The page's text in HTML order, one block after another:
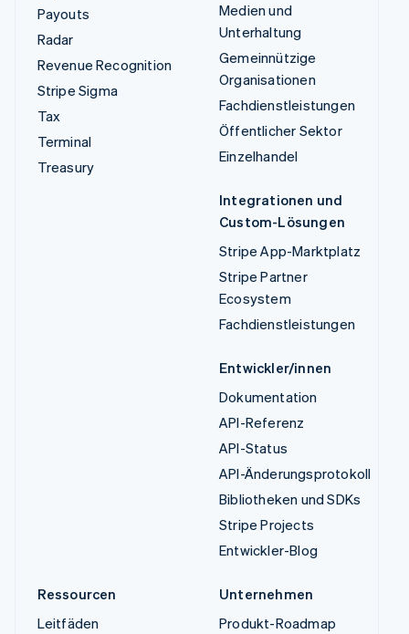
Payouts
Radar
Revenue Recognition
Stripe Sigma
Tax
Terminal
Treasury
Medien und
Unterhaltung
Gemeinnützige
Organisationen
Fachdienstleistungen
Öffentlicher Sektor
Einzelhandel
Integrationen und
Custom-Lösungen
Stripe App-Marktplatz
Stripe Partner
Ecosystem
Fachdienstleistungen
Entwickler/innen
Dokumentation
API-Referenz
API-Status
API-Änderungsprotokoll
Bibliotheken und SDKs
Stripe Projects
Entwickler-Blog
Ressourcen
Leitfäden
Unternehmen
Produkt-Roadmap